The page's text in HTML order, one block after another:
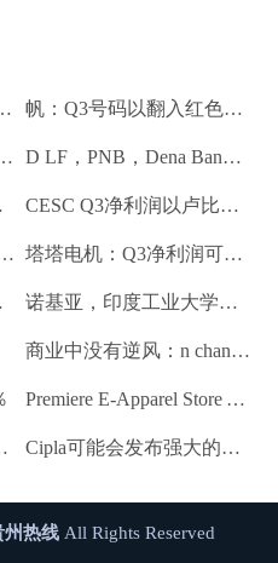
计仍然保持强劲 帆：Q3号码以翻入红色领域
卢比;销量下降10.3％ D LF，PNB，Dena Bank达到52周低
） CESC Q3净利润以卢比。112亿卢比
航班到昌迪加尔和斋浦尔到浦那路线 塔塔电机：Q3净利润可能会落下
商务 诺基亚，印度工业大学研究所 - 马德拉斯促进印度农村的宽带连接
商业中没有逆风：n chandrasekaran，tcs
Premiere E-Apparel Store Yellowfashion.in Forays进入Srilanka
下跌6.7％ Cipla可能会发布强大的Q3收益
州热线 All Rights Reserved